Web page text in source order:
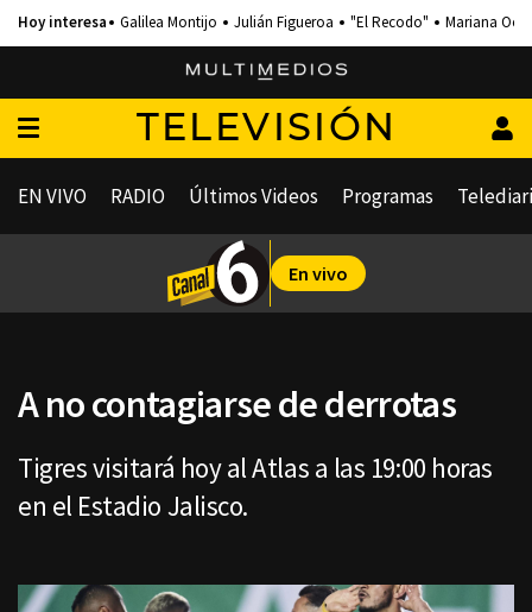
Galilea Montijo Julián Figueroa "El Recodo" Mariana
TELEVISIÓN
EN VIVO RADIO Últimos Videos Programas
En vivo
A no contagiarse de derrotas
Tigres visitará hoy al Atlas a las 19:00 horas
en el Estadio Jalisco.